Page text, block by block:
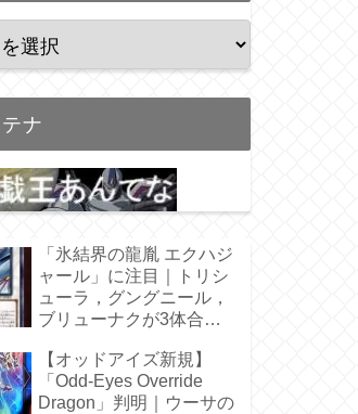
ナ
「氷結界の龍胤 エクハジ
ャール」に注目｜トリシ
ューラ，グングニール，
ブリューナクが3体合
【オッドアイズ新規】
「Odd-Eyes Override
Dragon」判明｜ウーサの